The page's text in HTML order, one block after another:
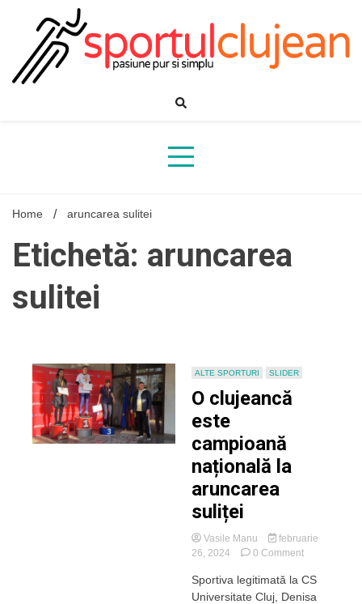
Home aruncarea sulitei
Etichetă: aruncarea
sulitei
ALTE SPORTURI SLIDER
O clujeancă
este
campioană
națională la
aruncarea
suliței
Vasile Manu
februarie
26, 2024
0 Commenton
clujeancă
este
Sportiva legitimată la CS
Universitate Cluj, Denisa